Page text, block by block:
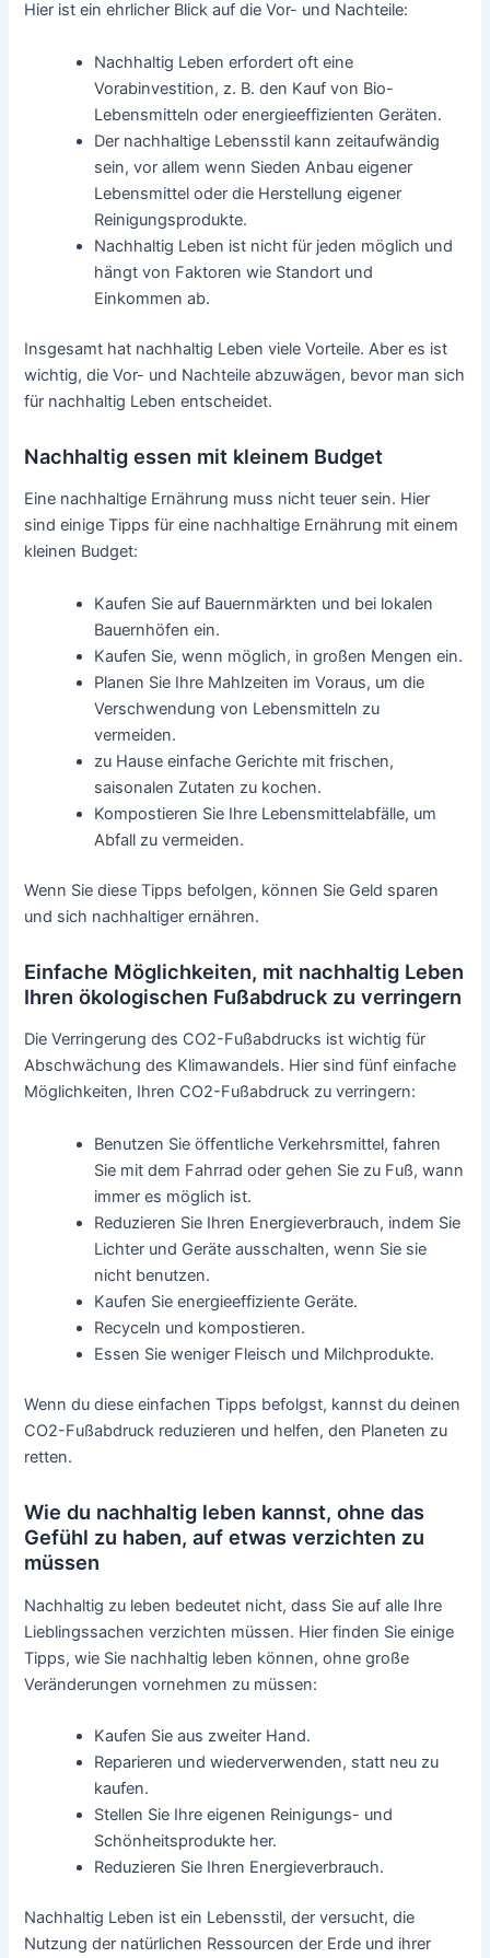
Hier ist ein ehrlicher Blick auf die Vor- und Nachteile:
Nachhaltig Leben erfordert oft eine
Vorabinvestition, z. B. den Kauf von Bio-
Lebensmitteln oder energieeffizienten Geräten.
Der nachhaltige Lebensstil kann zeitaufwändig
sein, vor allem wenn Sieden Anbau eigener
Lebensmittel oder die Herstellung eigener
Reinigungsprodukte.
Nachhaltig Leben ist nicht für jeden möglich und
hängt von Faktoren wie Standort und
Einkommen ab.
Insgesamt hat nachhaltig Leben viele Vorteile. Aber es ist
wichtig, die Vor- und Nachteile abzuwägen, bevor man sich
für nachhaltig Leben entscheidet.
Nachhaltig essen mit kleinem Budget
Eine nachhaltige Ernährung muss nicht teuer sein. Hier
sind einige Tipps für eine nachhaltige Ernährung mit einem
kleinen Budget:
Kaufen Sie auf Bauernmärkten und bei lokalen
Bauernhöfen ein.
Kaufen Sie, wenn möglich, in großen Mengen ein.
Planen Sie Ihre Mahlzeiten im Voraus, um die
Verschwendung von Lebensmitteln zu
vermeiden.
zu Hause einfache Gerichte mit frischen,
saisonalen Zutaten zu kochen.
Kompostieren Sie Ihre Lebensmittelabfälle, um
Abfall zu vermeiden.
Wenn Sie diese Tipps befolgen, können Sie Geld sparen
und sich nachhaltiger ernähren.
Einfache Möglichkeiten, mit nachhaltig Leben
Ihren ökologischen Fußabdruck zu verringern
Die Verringerung des CO2-Fußabdrucks ist wichtig für
Abschwächung des Klimawandels. Hier sind fünf einfache
Möglichkeiten, Ihren CO2-Fußabdruck zu verringern:
Benutzen Sie öffentliche Verkehrsmittel, fahren
Sie mit dem Fahrrad oder gehen Sie zu Fuß, wann
immer es möglich ist.
Reduzieren Sie Ihren Energieverbrauch, indem Sie
Lichter und Geräte ausschalten, wenn Sie sie
nicht benutzen.
Kaufen Sie energieeffiziente Geräte.
Recyceln und kompostieren.
Essen Sie weniger Fleisch und Milchprodukte.
Wenn du diese einfachen Tipps befolgst, kannst du deinen
CO2-Fußabdruck reduzieren und helfen, den Planeten zu
retten.
Wie du nachhaltig leben kannst, ohne das
Gefühl zu haben, auf etwas verzichten zu
müssen
Nachhaltig zu leben bedeutet nicht, dass Sie auf alle Ihre
Lieblingssachen verzichten müssen. Hier finden Sie einige
Tipps, wie Sie nachhaltig leben können, ohne große
Veränderungen vornehmen zu müssen:
Kaufen Sie aus zweiter Hand.
Reparieren und wiederverwenden, statt neu zu
kaufen.
Stellen Sie Ihre eigenen Reinigungs- und
Schönheitsprodukte her.
Reduzieren Sie Ihren Energieverbrauch.
Nachhaltig Leben ist ein Lebensstil, der versucht, die
Nutzung der natürlichen Ressourcen der Erde und ihrer